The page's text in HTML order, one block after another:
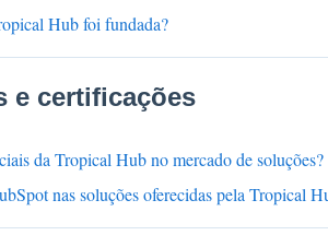
Hub foi fundada?
e certificações
da Tropical Hub no mercado de soluções?
nas soluções oferecidas pela Tropical